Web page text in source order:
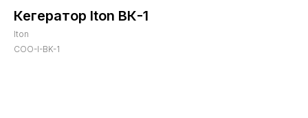
Кегератор Iton ВК-1
Iton
COO-I-BK-1